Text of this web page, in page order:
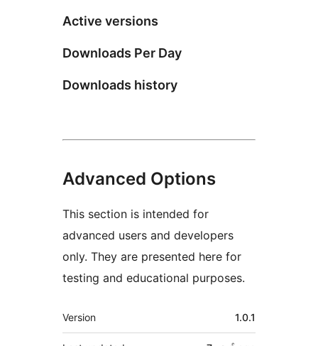
Active versions
Downloads Per Day
Downloads history
Advanced Options
This section is intended for
advanced users and developers
only. They are presented here for
testing and educational purposes.
Meta
Version 1.0.1